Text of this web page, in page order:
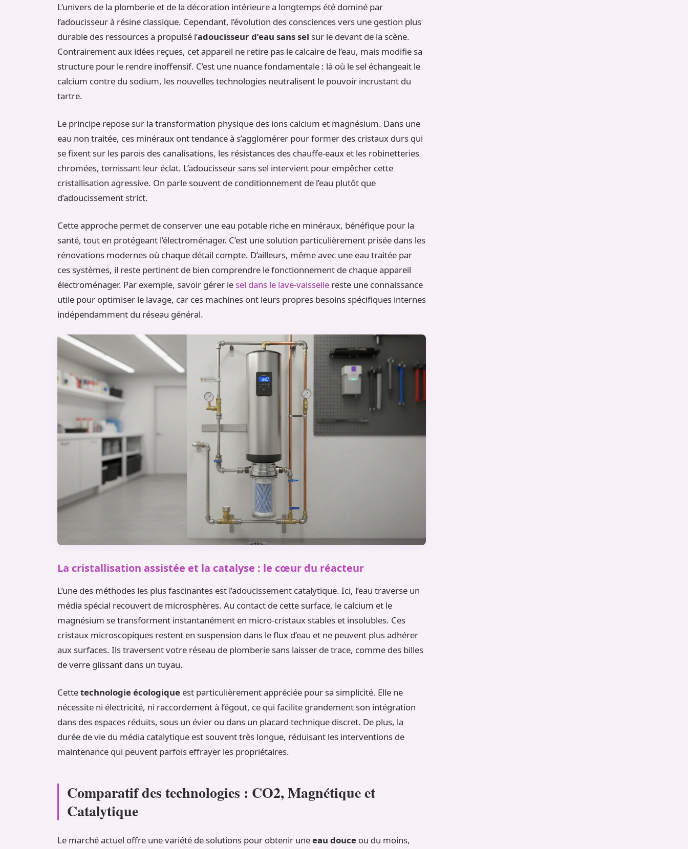
L’univers de la plomberie et de la décoration intérieure a longtemps été dominé par
l’adoucisseur à résine classique. Cependant, l’évolution des consciences vers une gestion plus
durable des ressources a propulsé l’adoucisseur d’eau sans sel sur le devant de la scène.
Contrairement aux idées reçues, cet appareil ne retire pas le calcaire de l’eau, mais modifie sa
structure pour le rendre inoffensif. C’est une nuance fondamentale : là où le sel échangeait le
calcium contre du sodium, les nouvelles technologies neutralisent le pouvoir incrustant du
tartre.
Le principe repose sur la transformation physique des ions calcium et magnésium. Dans une
eau non traitée, ces minéraux ont tendance à s’agglomérer pour former des cristaux durs qui
se fixent sur les parois des canalisations, les résistances des chauffe-eaux et les robinetteries
chromées, ternissant leur éclat. L’adoucisseur sans sel intervient pour empêcher cette
cristallisation agressive. On parle souvent de conditionnement de l’eau plutôt que
d’adoucissement strict.
Cette approche permet de conserver une eau potable riche en minéraux, bénéfique pour la
santé, tout en protégeant l’électroménager. C’est une solution particulièrement prisée dans les
rénovations modernes où chaque détail compte. D’ailleurs, même avec une eau traitée par
ces systèmes, il reste pertinent de bien comprendre le fonctionnement de chaque appareil
électroménager. Par exemple, savoir gérer le sel dans le lave-vaisselle reste une connaissance
utile pour optimiser le lavage, car ces machines ont leurs propres besoins spécifiques internes
indépendamment du réseau général.
La cristallisation assistée et la catalyse : le cœur du réacteur
L’une des méthodes les plus fascinantes est l’adoucissement catalytique. Ici, l’eau traverse un
média spécial recouvert de microsphères. Au contact de cette surface, le calcium et le
magnésium se transforment instantanément en micro-cristaux stables et insolubles. Ces
cristaux microscopiques restent en suspension dans le flux d’eau et ne peuvent plus adhérer
aux surfaces. Ils traversent votre réseau de plomberie sans laisser de trace, comme des billes
de verre glissant dans un tuyau.
Cettetechnologie écologique est particulièrement appréciée pour sa simplicité. Elle ne
nécessite ni électricité, ni raccordement à l’égout, ce qui facilite grandement son intégration
dans des espaces réduits, sous un évier ou dans un placard technique discret. De plus, la
durée de vie du média catalytique est souvent très longue, réduisant les interventions de
maintenance qui peuvent parfois effrayer les propriétaires.
Comparatif des technologies : CO2, Magnétique et
Catalytique
Le marché actuel offre une variété de solutions pour obtenir uneeau douce ou du moins,